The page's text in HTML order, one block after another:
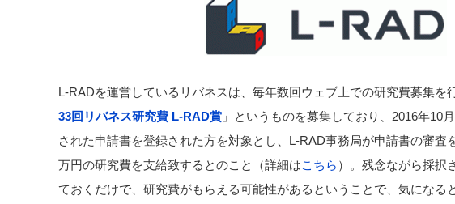
L-RADを運営しているリバネスは、毎年数回ウェブ上での研究費募集を
33回リバネス研究費 L-RAD賞 」というものを募集しており、2016年10
された申請書を登録された方を対象とし、L-RAD事務局が申請書の審査
万円の研究費を支給致するとのこと（詳細はこちら ）。残念ながら採択
ておくだけで、研究費がもらえる可能性があるということで、気になる